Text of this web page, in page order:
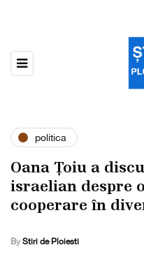
politica
Oana Țoiu a
israelian despre
cooperare în
By Stiri de Ploiesti